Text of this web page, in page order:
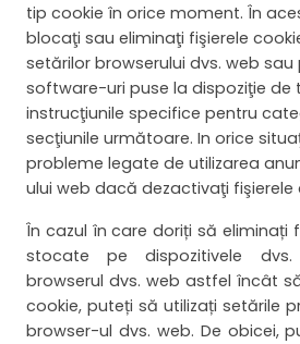
tip cookie în orice moment. În
blocaţi sau eliminaţi fişierele
setărilor browserului dvs. web sau
software-uri puse la dispoziţie de
instrucţiunile specifice pentru
secţiunile următoare. In orice
probleme legate de utilizarea
ului web dacă dezactivaţi fişierele
În cazul în care doriți să eliminați
stocate pe dispozitivele
browserul dvs. web astfel încât
cookie, puteți să utilizați setările
browser-ul dvs. web. De obicei,